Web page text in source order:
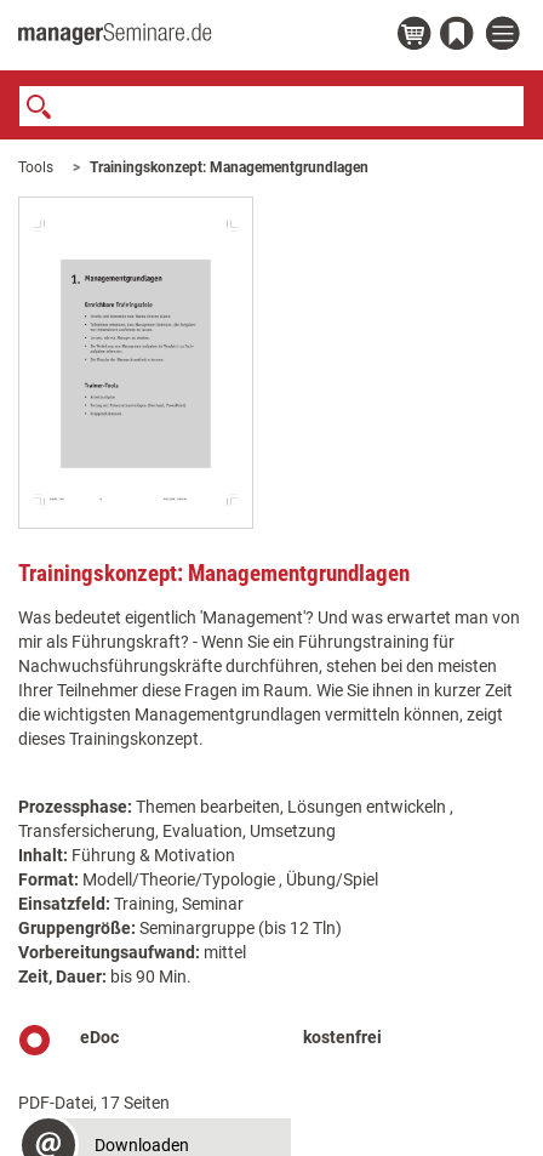
Tools Trainingskonzept: Managementgrundlagen
Trainingskonzept: Managementgrundlagen
Was bedeutet eigentlich 'Management'? Und was erwartet man von
mir als Führungskraft? - Wenn Sie ein Führungstraining für
Nachwuchsführungskräfte durchführen, stehen bei den meisten
Ihrer Teilnehmer diese Fragen im Raum. Wie Sie ihnen in kurzer Zeit
die wichtigsten Managementgrundlagen vermitteln können, zeigt
dieses Trainingskonzept.
Prozessphase: Themen bearbeiten, Lösungen entwickeln ,
Transfersicherung, Evaluation, Umsetzung
Inhalt: Führung & Motivation
Format: Modell/Theorie/Typologie , Übung/Spiel
Einsatzfeld: Training, Seminar
Gruppengröße: Seminargruppe (bis 12 Tln)
Vorbereitungsaufwand: mittel
Zeit, Dauer: bis 90 Min.
eDoc kostenfrei
PDF-Datei, 17 Seiten
Downloaden